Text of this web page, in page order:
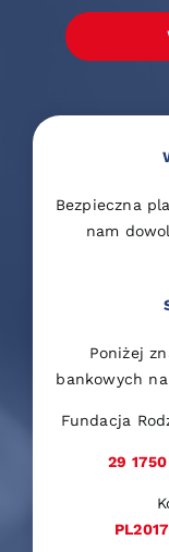
Bezpieczna
nam
Poniżej
bankowych
Fundacja
29